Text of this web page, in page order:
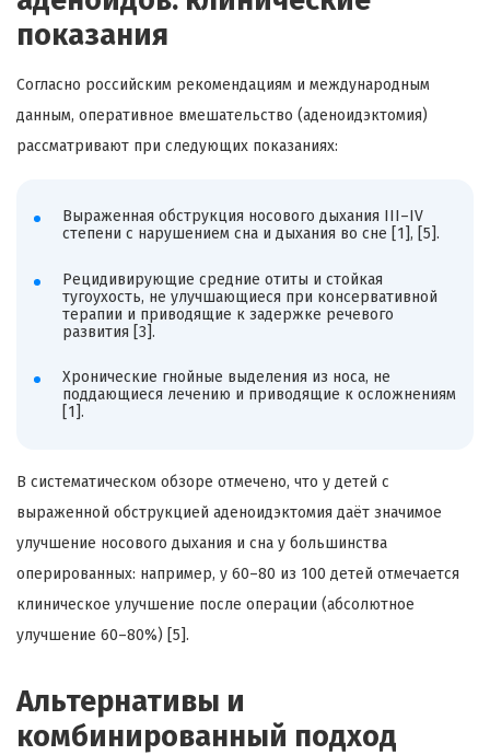
показания
Согласно российским рекомендациям и международным
данным, оперативное вмешательство (аденоидэктомия)
рассматривают при следующих показаниях:
Выраженная обструкция носового дыхания III–IV
степени с нарушением сна и дыхания во сне [1], [5].
Рецидивирующие средние отиты и стойкая
тугоухость, не улучшающиеся при консервативной
терапии и приводящие к задержке речевого
развития [3].
Хронические гнойные выделения из носа, не
поддающиеся лечению и приводящие к осложнениям
[1].
В систематическом обзоре отмечено, что у детей с
выраженной обструкцией аденоидэктомия даёт значимое
улучшение носового дыхания и сна у большинства
оперированных: например, у 60–80 из 100 детей отмечается
клиническое улучшение после операции (абсолютное
улучшение 60–80%) [5].
Альтернативы и
комбинированный подход